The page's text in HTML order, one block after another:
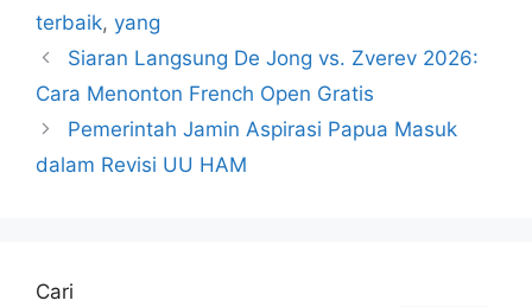
terbaik, yang
Siaran Langsung De Jong vs. Zverev 2026:
Cara Menonton French Open Gratis
Pemerintah Jamin Aspirasi Papua Masuk
dalam Revisi UU HAM
Cari